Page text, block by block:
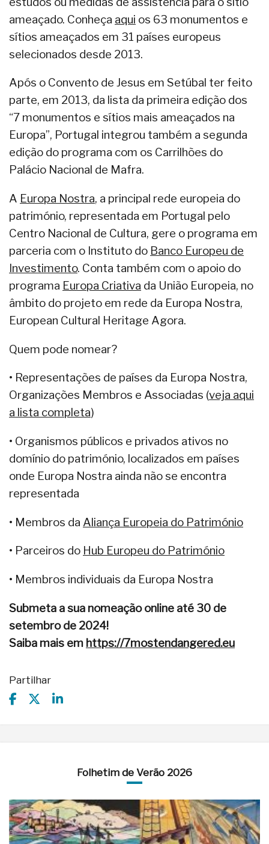
ameaçado. Conheça aqui os 63 monumentos e
sítios ameaçados em 31 países europeus
selecionados desde 2013.
Após o Convento de Jesus em Setúbal ter feito
parte, em 2013, da lista da primeira edição dos
“7 monumentos e sítios mais ameaçados na
Europa”, Portugal integrou também a segunda
edição do programa com os Carrilhões do
Palácio Nacional de Mafra.
A Europa Nostra, a principal rede europeia do
património, representada em Portugal pelo
Centro Nacional de Cultura, gere o programa em
parceria com o Instituto do Banco Europeu de
Investimento. Conta também com o apoio do
programa Europa Criativa da União Europeia, no
âmbito do projeto em rede da Europa Nostra,
European Cultural Heritage Agora.
Quem pode nomear?
• Representações de países da Europa Nostra,
Organizações Membros e Associadas (veja aqui
a lista completa)
• Organismos públicos e privados ativos no
domínio do património, localizados em países
onde Europa Nostra ainda não se encontra
representada
• Membros da Aliança Europeia do Património
• Parceiros do Hub Europeu do Património
• Membros individuais da Europa Nostra
Submeta a sua nomeação online até 30 de
setembro de 2024!
Saiba mais em https://7mostendangered.eu
Partilhar
Folhetim de Verão 2026